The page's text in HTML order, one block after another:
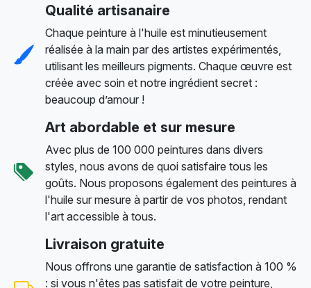
Qualité artisanaire
Chaque peinture à l'huile est minutieusement
réalisée à la main par des artistes expérimentés,
utilisant les meilleurs pigments. Chaque œuvre est
créée avec soin et notre ingrédient secret :
beaucoup d’amour !
Art abordable et sur mesure
Avec plus de 100 000 peintures dans divers
styles, nous avons de quoi satisfaire tous les
goûts. Nous proposons également des peintures à
l'huile sur mesure à partir de vos photos, rendant
l'art accessible à tous.
Livraison gratuite
Nous offrons une garantie de satisfaction à 100 %
: si vous n'êtes pas satisfait de votre peinture,